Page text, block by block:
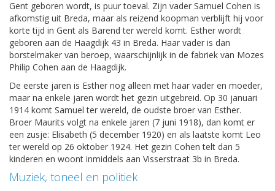
Gent geboren wordt, is puur toeval. Zijn vader Samuel Cohen is
afkomstig uit Breda, maar als reizend koopman verblijft hij voor
korte tijd in Gent als Barend ter wereld komt. Esther wordt
geboren aan de Haagdijk 43 in Breda. Haar vader is dan
borstelmaker van beroep, waarschijnlijk in de fabriek van Mozes
Philip Cohen aan de Haagdijk.
De eerste jaren is Esther nog alleen met haar vader en moeder,
maar na enkele jaren wordt het gezin uitgebreid. Op 30 januari
1914 komt Samuel ter wereld, de oudste broer van Esther.
Broer Maurits volgt na enkele jaren (7 juni 1918), dan komt er
een zusje: Elisabeth (5 december 1920) en als laatste komt Leo
ter wereld op 26 oktober 1924. Het gezin Cohen telt dan 5
kinderen en woont inmiddels aan Visserstraat 3b in Breda.
Muziek, toneel en politiek